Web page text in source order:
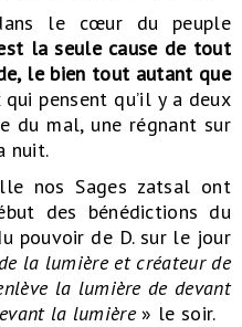
le cœur du peuple
la seule cause de tout
le bien tout autant que
pensent qu’il y a deux
du mal, une régnant sur
nuit.
nos Sages zatsal ont
des bénédictions du
pouvoir de D. sur le jour
la lumière et créateur de
la lumière de devant
la lumière» le soir.